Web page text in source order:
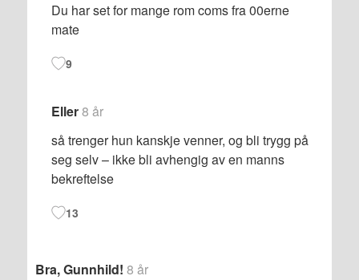
Du har set for mange rom coms fra 00erne
mate
9
Eller8 år
så trenger hun kanskje venner, og bli trygg på
seg selv – ikke bli avhengig av en manns
bekreftelse
13
Bra, Gunnhild! 8 år